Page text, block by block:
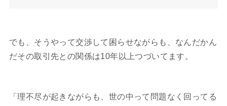
でも、そうやって交渉して困らせながらも、なんだかん
だその取引先との関係は10年以上つづいてます。
「理不尽が起きながらも、世の中って問題なく回ってる